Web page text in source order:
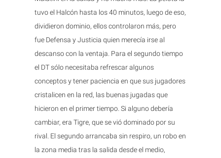
tuvo el Halcón hasta los 40 minutos, luego de eso,
dividieron dominio, ellos controlaron más, pero
fue Defensa y Justicia quien merecía irse al
descanso con la ventaja. Para el segundo tiempo
el DT sólo necesitaba refrescar algunos
conceptos y tener paciencia en que sus jugadores
cristalicen en la red, las buenas jugadas que
hicieron en el primer tiempo. Si alguno debería
cambiar, era Tigre, que se vió dominado por su
rival. El segundo arrancaba sin respiro, un robo en
la zona media tras la salida desde el medio,